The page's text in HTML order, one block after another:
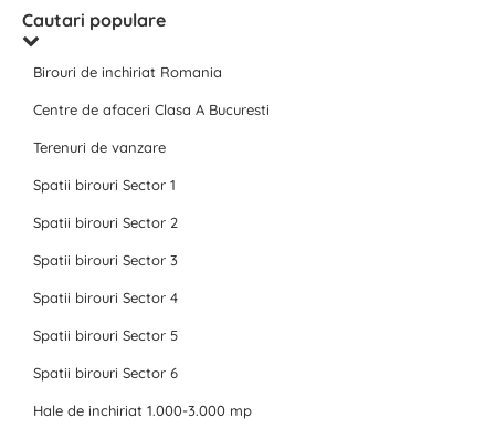
Cautari populare
Birouri de inchiriat Romania
Centre de afaceri Clasa A Bucuresti
Terenuri de vanzare
Spatii birouri Sector 1
Spatii birouri Sector 2
Spatii birouri Sector 3
Spatii birouri Sector 4
Spatii birouri Sector 5
Spatii birouri Sector 6
Hale de inchiriat 1.000-3.000 mp